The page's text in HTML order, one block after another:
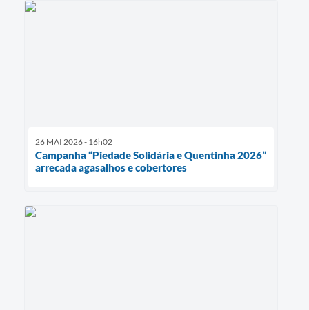
26 MAI 2026 - 16h02
Campanha “Piedade Solidária e Quentinha 2026”
arrecada agasalhos e cobertores